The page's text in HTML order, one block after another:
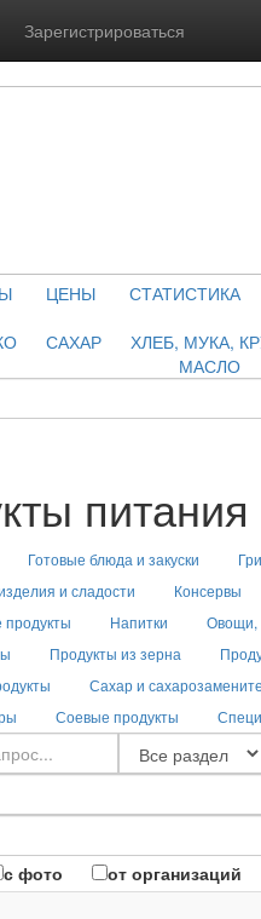
Зарегистрироваться
ЦЕНЫ
СТАТИСТИКА
САХАР
ХЛЕБ, МУКА,
МАСЛО
питания
Готовые блюда и закуски
и сладости
Консервы
Напитки
Овощи,
Продукты из зерна
Сахар и
Соевые продукты
с фото от организаций